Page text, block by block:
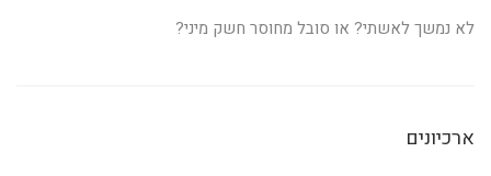
לא נמשך לאשתי? או סובל מחוסר חשק מיני?
ארכיונים